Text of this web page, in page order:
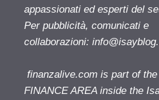
appassionati ed esperti del
Per pubblicità, comunicati e
collaborazioni:
finanzalive.com is part of
FINANCE AREA inside the